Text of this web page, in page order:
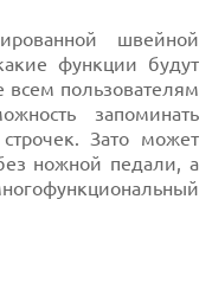
швейной
функции будут
всем пользователям
запоминать
Зато может
ножной педали, а
ГОДУ